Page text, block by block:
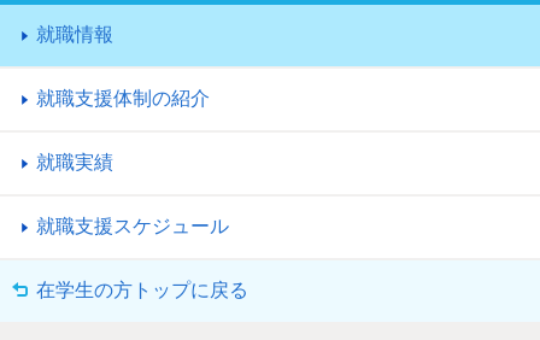
就職情報
就職支援体制の紹介
就職実績
就職支援スケジュール
在学生の方トップに戻る